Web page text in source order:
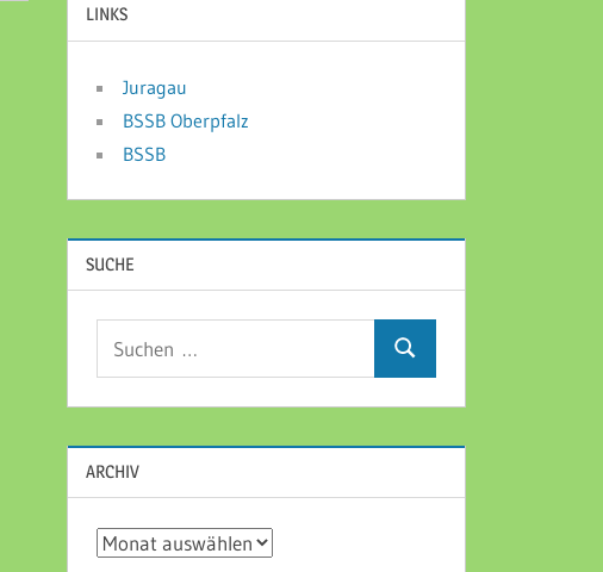
LINKS
Juragau
BSSB Oberpfalz
BSSB
SUCHE
Suchen
ARCHIV
Archiv